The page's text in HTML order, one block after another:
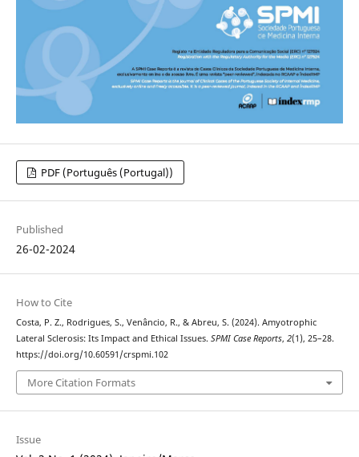
PDF (Português (Portugal))
Published
26-02-2024
How to Cite
Costa, P. Z., Rodrigues, S., Venâncio, R., & Abreu, S. (2024). Amyotrophic
Lateral Sclerosis: Its Impact and Ethical Issues. SPMI Case Reports, 2(1), 25–28.
https://doi.org/10.60591/crspmi.102
More Citation Formats
Issue